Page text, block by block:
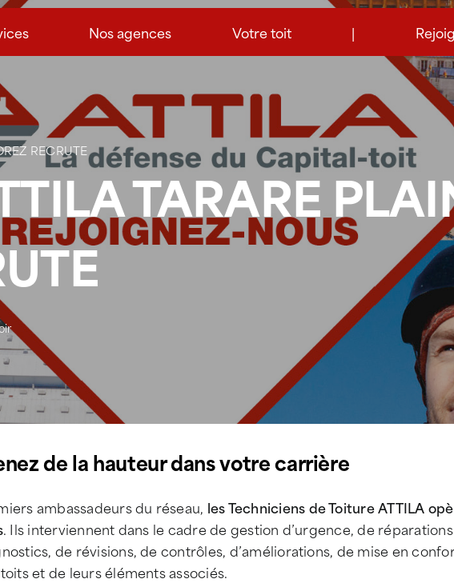
Nos agences Votre toit |
RECRUTE
TARARE
de la hauteur dans votre carrière
ambassadeurs du réseau, les Techniciens de Toiture ATTILA
. Ils interviennent dans le cadre de gestion d’urgence, de
de révisions, de contrôles, d’améliorations, de mise en
et de leurs éléments associés.